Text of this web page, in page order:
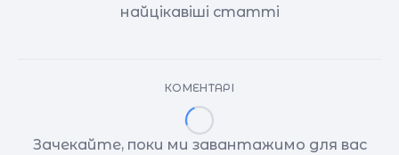
найцікавіші статті
КОМЕНТАРІ
Зачекайте, поки ми завантажимо для вас